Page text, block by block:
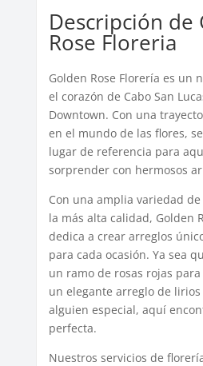
Descripción de
Rose Floreria
Golden Rose Florería es un
el corazón de Cabo San
Downtown. Con una
en el mundo de las flores,
lugar de referencia para
sorprender con hermosos
Con una amplia variedad
la más alta calidad, Golden
dedica a crear arreglos
para cada ocasión. Ya sea
un ramo de rosas rojas
un elegante arreglo de
alguien especial, aquí
perfecta.
Nuestros servicios de